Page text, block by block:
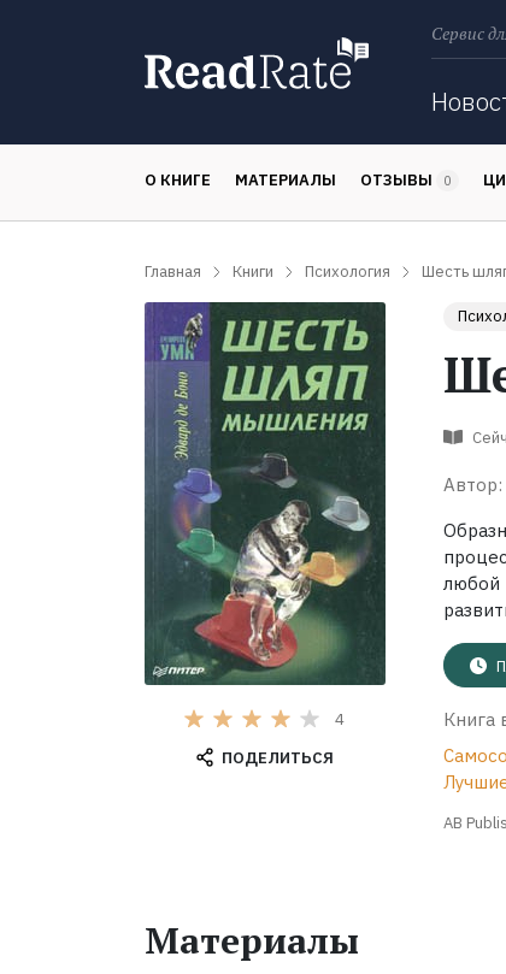
Сервис
О КНИГЕ МАТЕРИАЛЫ ОТЗЫВЫ 0
Главная Книги Психология Шесть
4
ПОДЕЛИТЬСЯ
Автор:
Книга
AB
Материалы